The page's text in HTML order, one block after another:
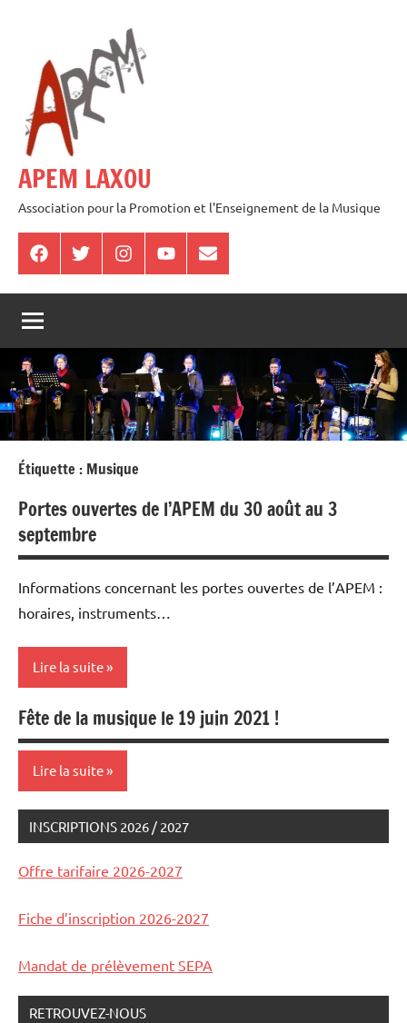
contenu
APEM LAXOU
Association pour la Promotion et l'Enseignement de la Musique
FacebookTwitterInstagramYoutube
E-
mail
Étiquette : Musique
Portes ouvertes de l’APEM du 30 août au 3
septembre
Informations concernant les portes ouvertes de l’APEM :
horaires, instruments…
Lire la suite
inscriptions
Fête de la musique le 19 juin 2021 !
Lire la suite
auditions
et
concerts
INSCRIPTIONS 2026 / 2027
Offre tarifaire 2026-2027
Fiche d’inscription 2026-2027
Mandat de prélèvement SEPA
RETROUVEZ-NOUS